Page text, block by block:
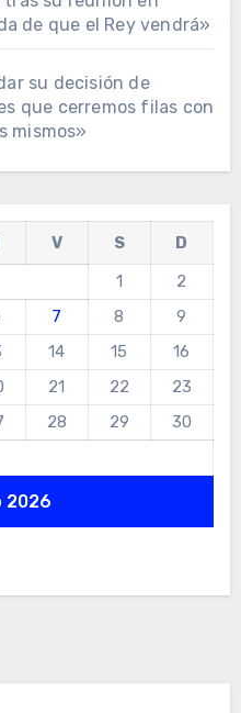
de que el Rey vendrá»
su decisión de
que cerremos filas con
mismos»
2026
V S
D
1
2
7 8
9
14 15
16
21 22
23
28 29
30